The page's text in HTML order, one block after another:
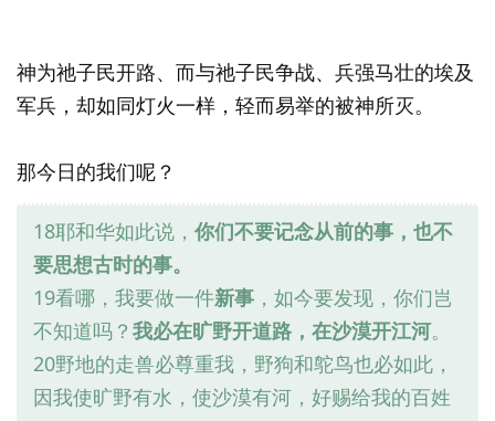
神为祂子民开路、而与祂子民争战、兵强马壮的埃及
军兵，却如同灯火一样，轻而易举的被神所灭。
那今日的我们呢？
18耶和华如此说， 你们不要记念从前的事，也不
要思想古时的事。
19看哪，我要做一件新事 ，如今要发现，你们岂
不知道吗？ 我必在旷野开道路，在沙漠开江河。
20野地的走兽必尊重我，野狗和鸵鸟也必如此，
因我使旷野有水，使沙漠有河，好赐给我的百姓